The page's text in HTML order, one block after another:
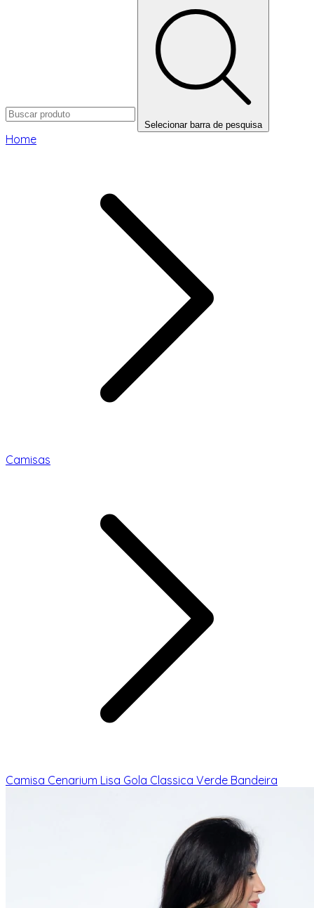
Selecionar barra de pesquisa
Home
Camisas
Camisa Cenarium Lisa Gola Classica Verde Bandeira